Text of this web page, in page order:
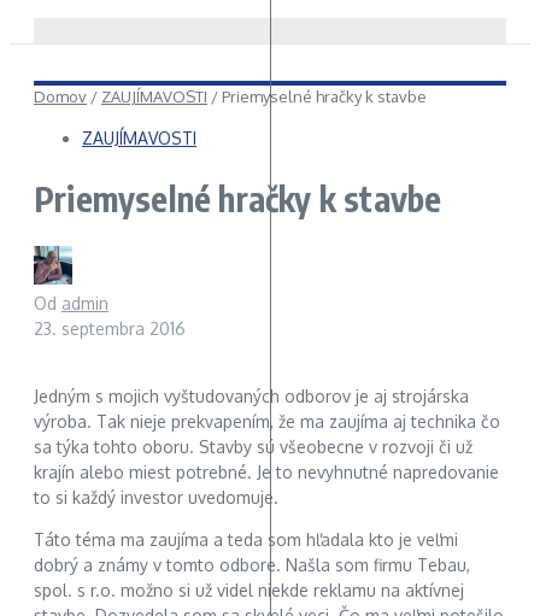
Domov / ZAUJÍMAVOSTI / Priemyselné hračky k stavbe
ZAUJÍMAVOSTI
Priemyselné hračky k stavbe
Od admin
23. septembra 2016
Jedným s mojich vyštudovaných odborov je aj strojárska
výroba. Tak nieje prekvapením, že ma zaujíma aj technika čo
sa týka tohto oboru. Stavby sú všeobecne v rozvoji či už
krajín alebo miest potrebné. Je to nevyhnutné napredovanie
to si každý investor uvedomuje.
Táto téma ma zaujíma a teda som hľadala kto je veľmi
dobrý a známy v tomto odbore. Našla som firmu Tebau,
spol. s r.o. možno si už videl niekde reklamu na aktívnej